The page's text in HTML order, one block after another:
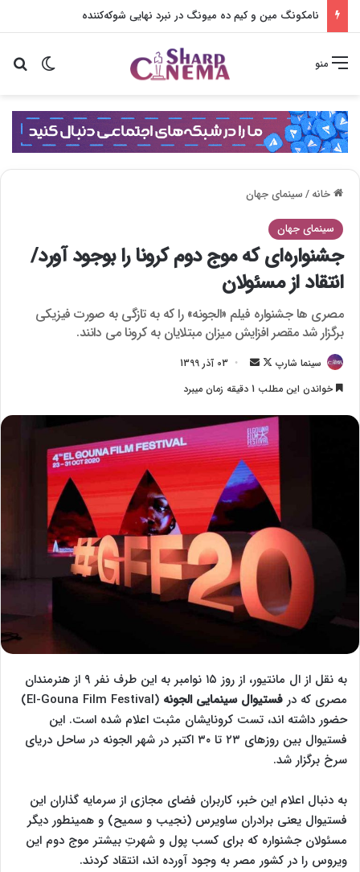
نامکونگ مین و کیم ده میونگ در نبرد نهایی شوکه‌کننده
تغییر منو
خانه/سینمای جهان
سینمای جهان
جشنواره‌ای که موج دوم کرونا را بوجود آورد/
انتقاد از مسئولان
مصری ها جشنواره فیلم «الجونه» را که به تازگی به صورت فیزیکی
برگزار شد مقصر افزایش میزان مبتلایان به کرونا می دانند.
سینما شارپ
F
l
o
w
o
ا
ل
ا
ی
م
ل
03 آذر 1399
خواندن این مطلب 1 دقیقه زمان میبرد
به نقل از ال مانتیور، از روز ۱۵ نوامبر به این طرف نفر ۹ از هنرمندان
مصری که در فستیوال سینمایی الجونه
(El-Gouna Film Festival)
حضور داشته اند، تست کرونایشان مثبت اعلام شده است. این
فستیوال بین روزهای ۲۳ تا ۳۰ اکتبر در شهر الجونه در ساحل دریای
سرخ برگزار شد.
به دنبال اعلام این خبر، کاربران فضای مجازی از سرمایه گذاران این
فستیوال یعنی برادران ساویرس (نجیب و سمیح) و همینطور دیگر
مسئولان جشنواره که برای کسب پول و شهرتِ بیشتر موج دوم این
ویروس را در کشور مصر به وجود آورده اند، انتقاد کردند.